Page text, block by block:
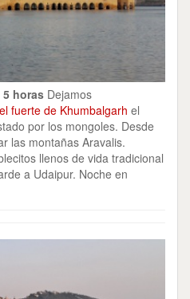
5 horas Dejamos
el fuerte de Khumbalgarh el
por los mongoles. Desde
las montañas Aravalis.
llenos de vida tradicional
a Udaipur. Noche en